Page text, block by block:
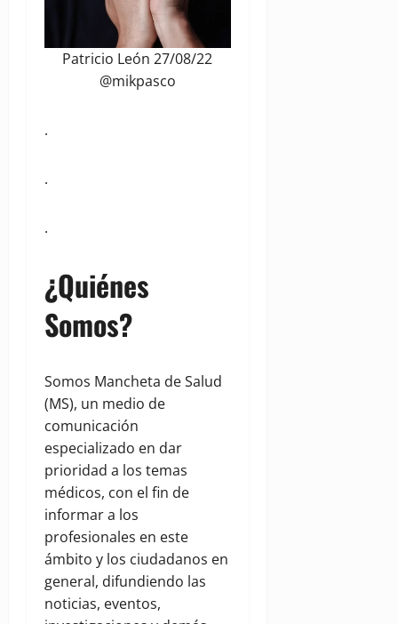
Patricio León 27/08/22
@mikpasco
.
.
.
¿Quiénes
Somos?
Somos Mancheta de Salud
(MS), un medio de
comunicación
especializado en dar
prioridad a los temas
médicos, con el fin de
informar a los
profesionales en este
ámbito y los ciudadanos en
general, difundiendo las
noticias, eventos,